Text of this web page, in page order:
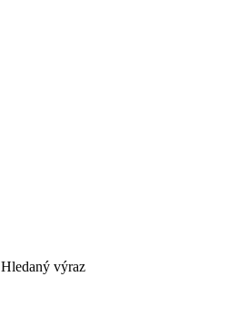
Hledaný výraz